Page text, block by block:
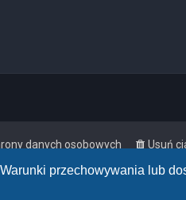
przechowywania lub
Usuń
danych osobowych